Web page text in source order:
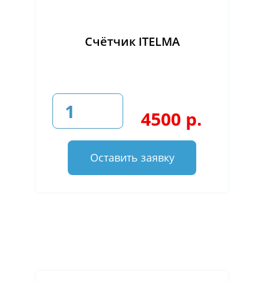
4500 р.
Счётчик ITELMA
Оставить заявку